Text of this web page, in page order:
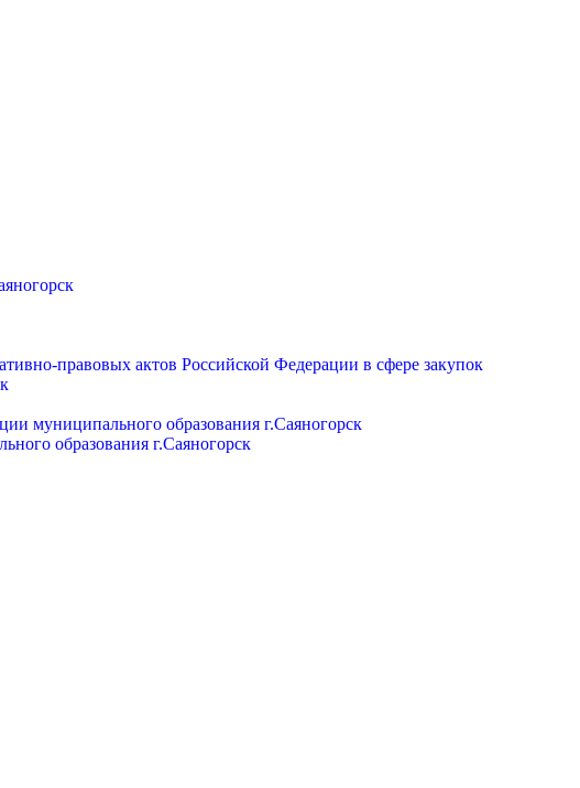
правовых актов Российской Федерации в сфере закупок
муниципального образования г.Саяногорск
образования г.Саяногорск